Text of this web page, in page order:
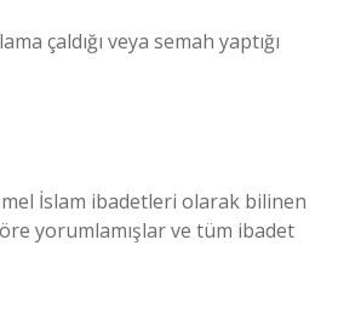
çaldığı veya semah yaptığı
İslam ibadetleri olarak bilinen
yorumlamışlar ve tüm ibadet